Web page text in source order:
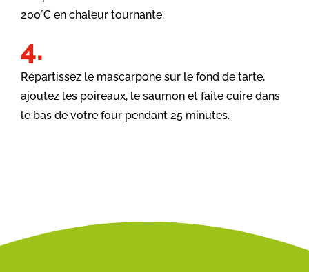
200°C en chaleur tournante.
Répartissez le mascarpone sur le fond de tarte,
ajoutez les poireaux, le saumon et faite cuire dans
le bas de votre four pendant 25 minutes.